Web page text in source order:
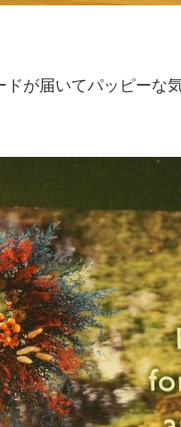
が届いてパッピーな